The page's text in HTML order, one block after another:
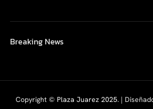
Breaking News
Copyright © Plaza Juarez 2025. |